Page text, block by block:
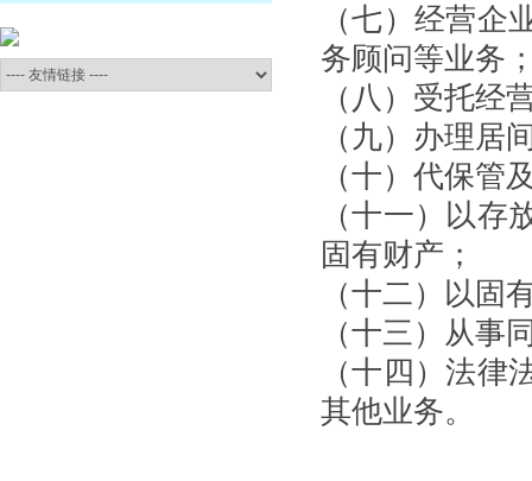
（七）经营
务顾问等业务
（八）受托经
（九）办理居
（十）代保管
（十一）以
固有财产；
（十二）以固
（十三）从事
（十四）法
其他业务。